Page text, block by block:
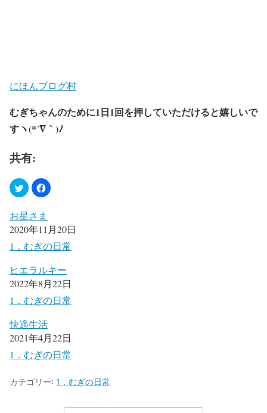
にほんブログ村
むぎちゃんのために1日1回を押していただけると嬉しいで
すヽ(*´∇｀)ﾉ
共有:
お星さま
2020年11月20日
1．むぎの日常
ヒエラルキー
2022年8月22日
1．むぎの日常
快適生活
2021年4月22日
1．むぎの日常
カテゴリー: 1．むぎの日常